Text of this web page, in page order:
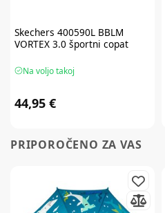
Skechers 400590L BBLM
VORTEX 3.0 športni copat
Na voljo takoj
44,95 €
PRIPOROČENO ZA VAS